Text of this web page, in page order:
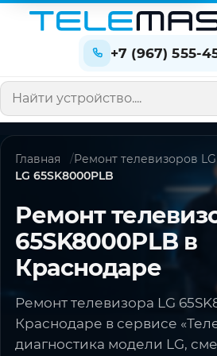
+7 (967) 555-
Поиск по сайту
Главная
Ремонт телевизоров LG
LG 65SK8000PLB
Ремонт
65SK8000PLB в
Краснодаре
Ремонт телевизора LG
Краснодаре в сервисе
диагностика модели LG,